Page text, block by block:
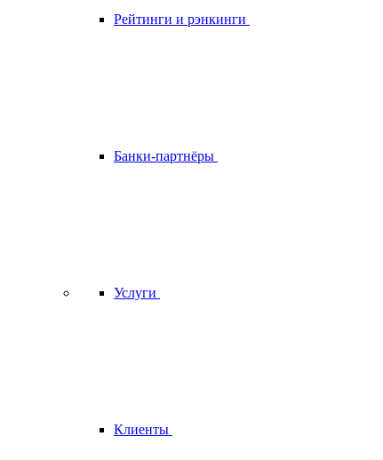
Рейтинги и рэнкинги
Банки-партнёры
Услуги
Клиенты